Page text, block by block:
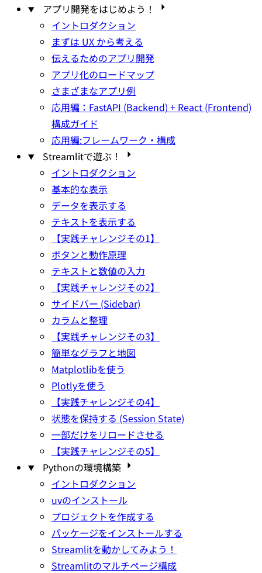
アプリ開発をはじめよう！
イントロダクション
まずは UX から考える
伝えるためのアプリ開発
アプリ化のロードマップ
さまざまなアプリ例
応用編：FastAPI (Backend) + React (Frontend)
構成ガイド
応用編:フレームワーク・構成
Streamlitで遊ぶ！
イントロダクション
基本的な表示
データを表示する
テキストを表示する
【実践チャレンジその1】
ボタンと動作原理
テキストと数値の入力
【実践チャレンジその2】
サイドバー (Sidebar)
カラムと整理
【実践チャレンジその3】
簡単なグラフと地図
Matplotlibを使う
Plotlyを使う
【実践チャレンジその4】
状態を保持する (Session State)
一部だけをリロードさせる
【実践チャレンジその5】
Pythonの環境構築
イントロダクション
uvのインストール
プロジェクトを作成する
パッケージをインストールする
Streamlitを動かしてみよう！
Streamlitのマルチページ構成